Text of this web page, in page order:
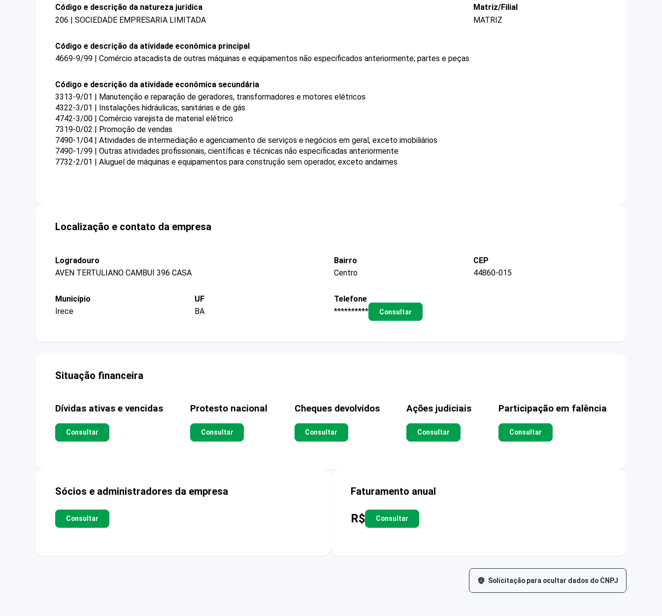
Código e descrição da natureza jurídica
206 | SOCIEDADE EMPRESARIA LIMITADA
Matriz/Filial
MATRIZ
Código e descrição da atividade econômica principal
4669-9/99 | Comércio atacadista de outras máquinas e equipamentos não especificados anteriormente; partes e peças
Código e descrição da atividade econômica secundária
3313-9/01 | Manutenção e reparação de geradores, transformadores e motores elétricos
4322-3/01 | Instalações hidráulicas, sanitárias e de gás
4742-3/00 | Comércio varejista de material elétrico
7319-0/02 | Promoção de vendas
7490-1/04 | Atividades de intermediação e agenciamento de serviços e negócios em geral, exceto imobiliários
7490-1/99 | Outras atividades profissionais, científicas e técnicas não especificadas anteriormente
7732-2/01 | Aluguel de máquinas e equipamentos para construção sem operador, exceto andaimes
Localização e contato da empresa
Logradouro
AVEN TERTULIANO CAMBUI 396 CASA
Bairro
Centro
CEP
44860-015
Município
Irece
UF
BA
Telefone
**********
Consultar
Situação financeira
Dívidas ativas e vencidas
Consultar
Protesto nacional
Consultar
Cheques devolvidos
Consultar
Ações judiciais
Consultar
Participação em falência
Consultar
Sócios e administradores da empresa
Consultar
Faturamento anual
R$ Consultar
Solicitação para ocultar dados do CNPJ